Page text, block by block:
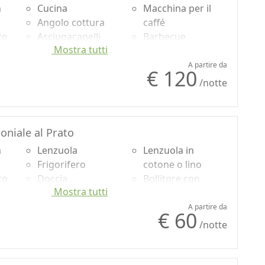
interessati e sensibili a tutti i temi dello sviluppo
rinnovabili e impiego di prodotti naturali.
Cucina
Angolo cottura
Asciugacapelli
Soggiorno
Macchina per il
caffé
Barbecue
indipendente
Mostra tutti
A partire da
€ 120 /notte
al Prato
Lenzuola
Frigorifero
Doccia
Lavatrice
Lenzuola in
cotone o lino
Bollitore con
Mostra tutti
A partire da
€ 60 /notte